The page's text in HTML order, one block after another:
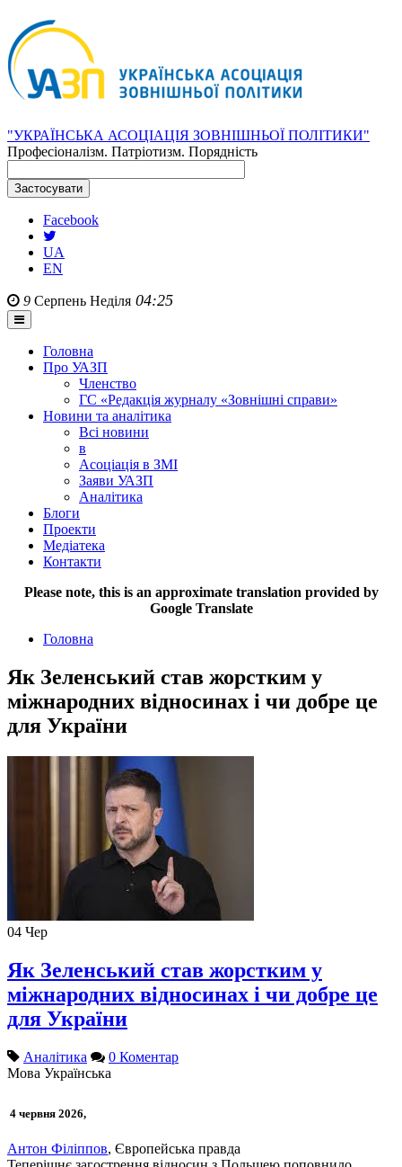
"УКРАЇНСЬКА АСОЦІАЦІЯ ЗОВНІШНЬОЇ ПОЛІТИКИ"
Професіоналізм. Патріотизм. Порядність
Facebook
UA
EN
9 Серпень Неділя 04:25
Головна
Про УАЗП
Членство
ГС «Редакція журналу «Зовнішні справи»
Новини та аналітика
Всі новини
в
Асоціація в ЗМІ
Заяви УАЗП
Аналітика
Блоги
Проекти
Медіатека
Контакти
Please note, this is an approximate translation provided by
Google Translate
Головна
Як Зеленський став жорстким у
міжнародних відносинах і чи добре це
для України
04 Чер
Як Зеленський став жорстким у
міжнародних відносинах і чи добре це
для України
Аналітика
0 Коментар
Мова Українська
4 червня 2026,
Антон Філіппов, Європейська правда